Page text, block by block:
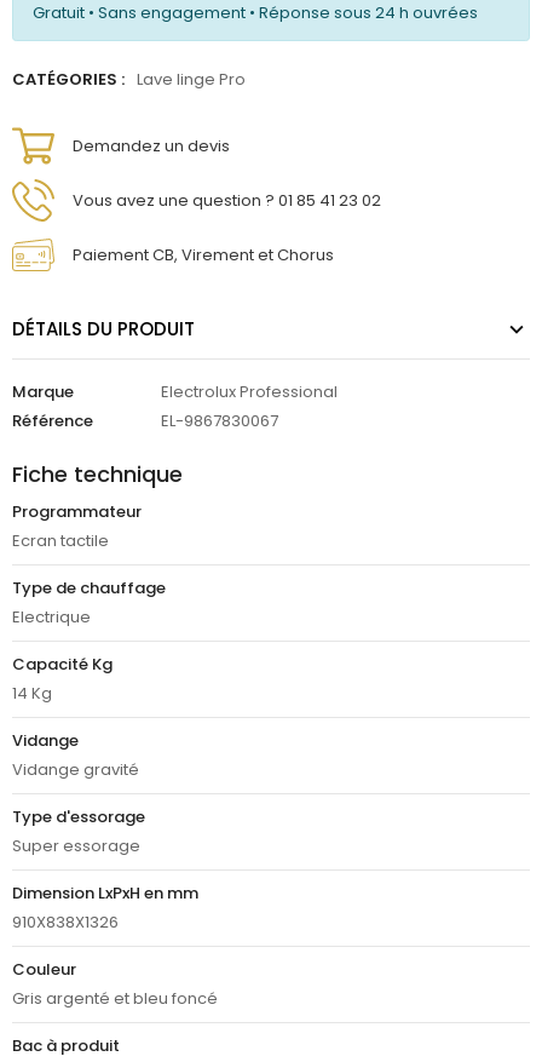
Gratuit • Sans engagement • Réponse sous 24 h ouvrées
CATÉGORIES : Lave linge Pro
Demandez un devis
Vous avez une question ? 01 85 41 23 02
Paiement CB, Virement et Chorus
DÉTAILS DU PRODUIT
Marque
Electrolux Professional
Référence
EL-9867830067
Fiche technique
Programmateur
Ecran tactile
Type de chauffage
Electrique
Capacité Kg
14 Kg
Vidange
Vidange gravité
Type d'essorage
Super essorage
Dimension LxPxH en mm
910X838X1326
Couleur
Gris argenté et bleu foncé
Bac à produit